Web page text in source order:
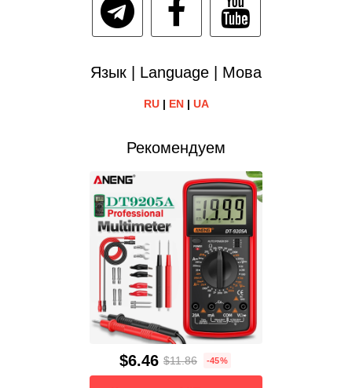
Язык | Language | Мова
RU| EN| UA
Рекомендуем
$6.46 $11.86 -45%